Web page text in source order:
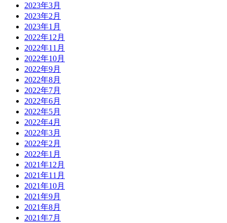
2023年3月
2023年2月
2023年1月
2022年12月
2022年11月
2022年10月
2022年9月
2022年8月
2022年7月
2022年6月
2022年5月
2022年4月
2022年3月
2022年2月
2022年1月
2021年12月
2021年11月
2021年10月
2021年9月
2021年8月
2021年7月